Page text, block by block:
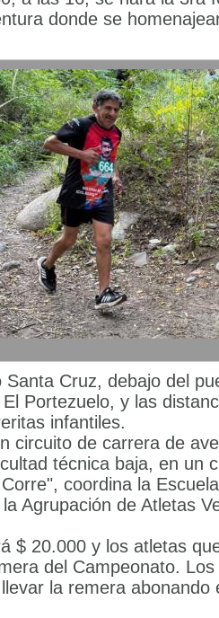
donde se
Cruz, debajo del
El Portezuelo, y las
infantiles.
circuito de carrera de
técnica baja, en un
coordina la
Agrupación de Atletas
$ 20.000 y los atletas
del Campeonato.
la remera abonando